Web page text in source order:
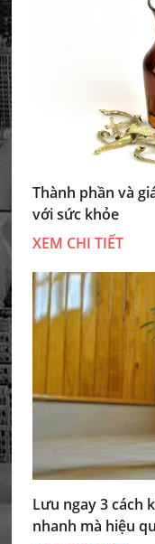
Thành phần và
với sức khỏe
XEM CHI TIẾT
Lưu ngay 3 cách
nhanh mà hiệu